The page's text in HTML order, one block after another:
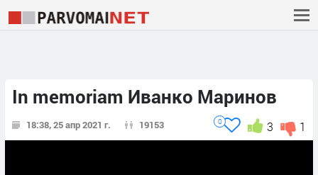
In memoriam Иванко Маринов
18:38, 25 апр 2021 г. 19153 1
3
0